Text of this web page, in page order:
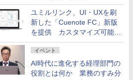
AI ASSIST」を9月より提供
ユミルリンク、UI・UXを刷
新した「Cuenote FC」新版
を提供 カスタマイズ可能な
ダッシュボード画面を搭載
イベント
AI時代に進化する経理部門の
役割とは何か 業務のすみ分